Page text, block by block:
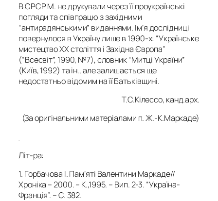
В СРСР М. не друкували через її проукраїнські
погляди та співпрацю з західними
“антирадянськими” виданнями. Ім’я дослідниці
повернулося в Україну лише в 1990-х: “Українське
мистецтво XX століття і Західна Європа”
(“Всесвіт”, 1990, №7), словник “Митці України”
(Київ, 1992) та ін., але залишається ще
недостатньо відомим на її Батьківщині.
Т.С.Кілессо, канд.арх.
(За оригінальними матеріалами п. Ж.-К.Маркаде)
Літ-ра:
1. Горбачова І. Пам’яті Валентини Маркаде//
Хроніка – 2000. – К.,1995. – Вип. 2-3. “Україна-
Франція”. – С. 382.